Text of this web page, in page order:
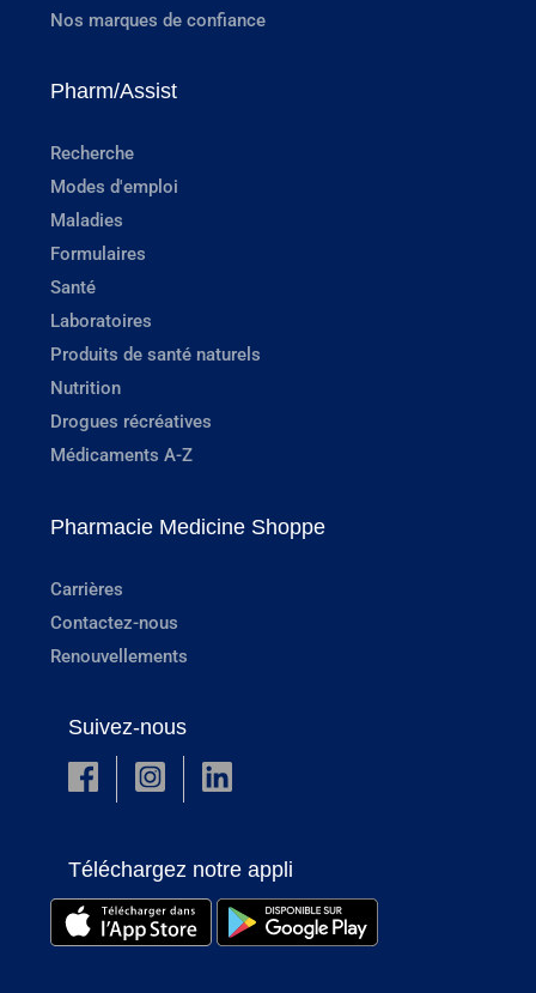
Nos marques de confiance
Pharm/Assist
Recherche
Modes d'emploi
Maladies
Formulaires
Santé
Laboratoires
Produits de santé naturels
Nutrition
Drogues récréatives
Médicaments A-Z
Pharmacie Medicine Shoppe
Carrières
Contactez-nous
Renouvellements
Suivez-nous
Téléchargez notre appli